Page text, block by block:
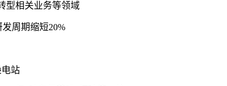
型相关业务等领域
周期缩短20%
站